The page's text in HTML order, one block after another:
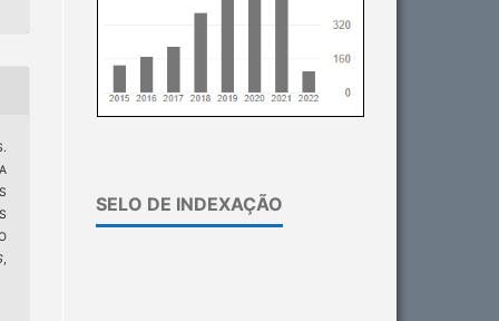
,
SELO DE INDEXAÇÃO